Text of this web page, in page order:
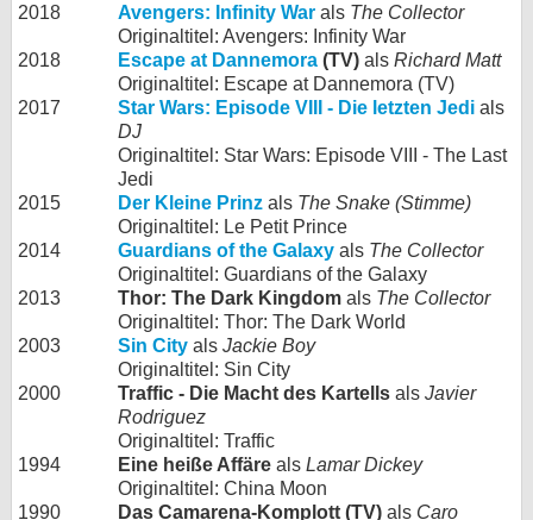
2018 Avengers: Infinity War als The Collector
Originaltitel: Avengers: Infinity War
2018
Escape at Dannemora (TV) als Richard Matt
Originaltitel: Escape at Dannemora (TV)
2017
Star Wars: Episode VIII - Die letzten Jedi als
DJ
Originaltitel: Star Wars: Episode VIII - The Last
Jedi
2015
Der Kleine Prinz als The Snake (Stimme)
Originaltitel: Le Petit Prince
2014
Guardians of the Galaxy als The Collector
Originaltitel: Guardians of the Galaxy
2013
Thor: The Dark Kingdom als The Collector
Originaltitel: Thor: The Dark World
2003
Sin City als Jackie Boy
Originaltitel: Sin City
2000
Traffic - Die Macht des Kartells als Javier
Rodriguez
Originaltitel: Traffic
1994
Eine heiße Affäre als Lamar Dickey
Originaltitel: China Moon
1990
Das Camarena-Komplott (TV) als Caro